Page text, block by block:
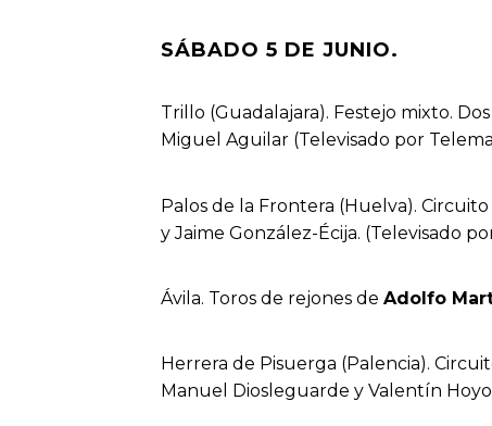
SÁBADO 5 DE JUNIO.
Trillo (Guadalajara). Festejo mixto.
Miguel Aguilar (Televisado por
Palos de la Frontera (Huelva).
y Jaime González-Écija. (Televisado
Ávila. Toros de rejones de Adolfo
Herrera de Pisuerga (Palencia).
Manuel Diosleguarde y Valentín